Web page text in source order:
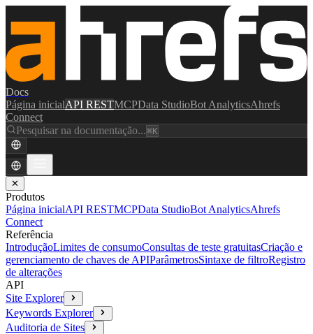
Docs
Página inicialAPI RESTMCPData StudioBot AnalyticsAhrefs
Connect
Pesquisar na documentação...⌘K
✕
Produtos
Página inicialAPI RESTMCPData StudioBot AnalyticsAhrefs
Connect
Referência
IntroduçãoLimites de consumoConsultas de teste gratuitasCriação e
gerenciamento de chaves de APIParâmetrosSintaxe de filtroRegistro
de alterações
API
Site Explorer
Keywords Explorer
Auditoria de Sites